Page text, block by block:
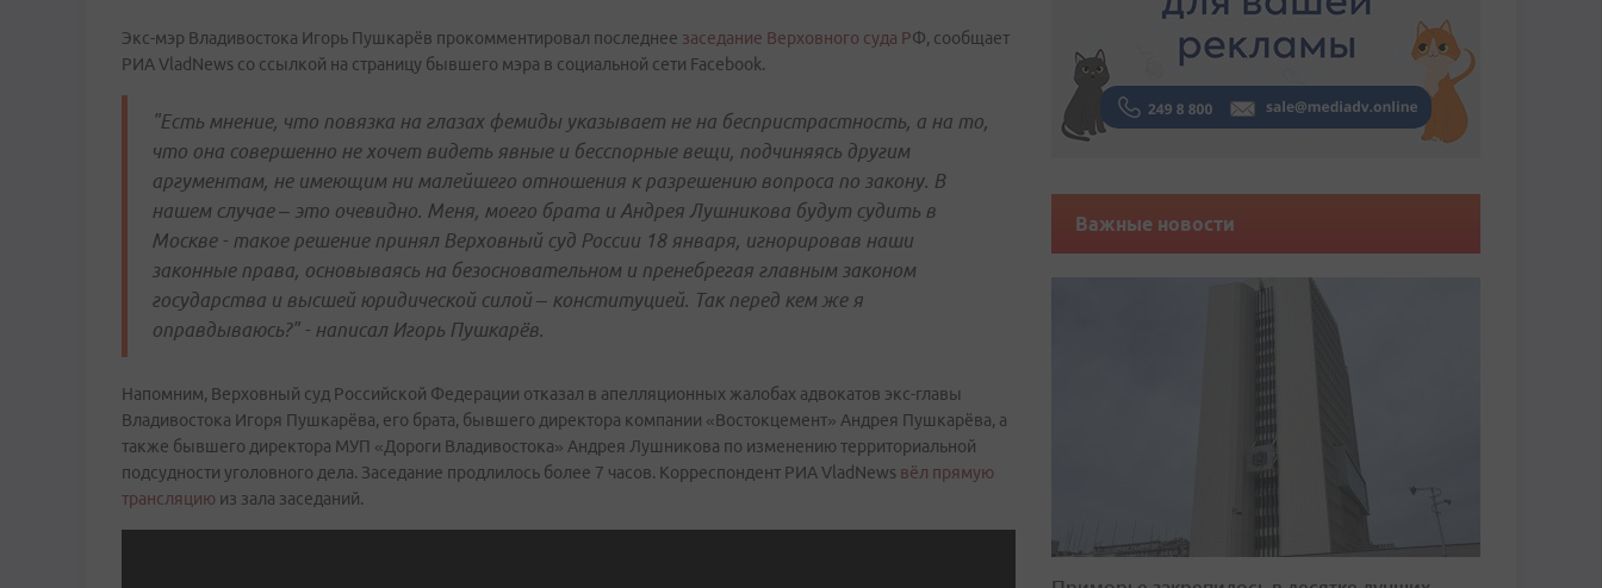
Экс-мэр Владивостока Игорь Пушкарёв прокомментировал последнее заседание Верховного суда РФ, сообщает
РИА VladNews со ссылкой на страницу бывшего мэра в социальной сети Facebook.
"Есть мнение, что повязка на глазах фемиды указывает не на беспристрастность, а на то,
что она совершенно не хочет видеть явные и бесспорные вещи, подчиняясь другим
аргументам, не имеющим ни малейшего отношения к разрешению вопроса по закону. В
нашем случае – это очевидно. Меня, моего брата и Андрея Лушникова будут судить в
Москве - такое решение принял Верховный суд России 18 января, игнорировав наши
законные права, основываясь на безосновательном и пренебрегая главным законом
государства и высшей юридической силой – конституцией. Так перед кем же я
оправдываюсь?" - написал Игорь Пушкарёв.
Напомним, Верховный суд Российской Федерации отказал в апелляционных жалобах адвокатов экс-главы
Владивостока Игоря Пушкарёва, его брата, бывшего директора компании «Востокцемент» Андрея Пушкарёва, а
также бывшего директора МУП «Дороги Владивостока» Андрея Лушникова по изменению территориальной
подсудности уголовного дела. Заседание продлилось более 7 часов. Корреспондент РИА VladNews вёл прямую
трансляцию из зала заседаний.
Важные новости